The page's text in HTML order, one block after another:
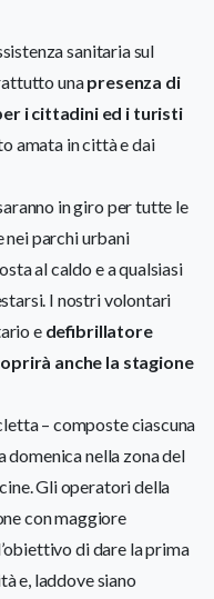
sanitaria sul
unapresenza di
i cittadini ed i turisti
amata in città e dai
in giro per tutte le
parchi urbani
al caldo e a qualsiasi
I nostri volontari
e defibrillatore
anche la stagione
– composte ciascuna
domenica nella zona del
Gli operatori della
con maggiore
di dare la prima
e, laddove siano